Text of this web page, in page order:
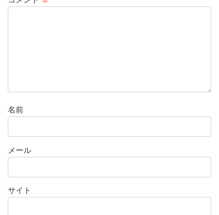
名前
メール
サイト